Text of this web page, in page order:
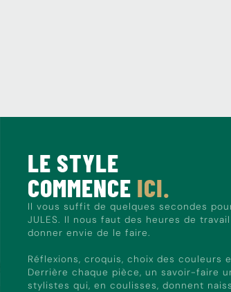
LE STYLE
COMMENCE ICI.
Il vous suffit de quelques secondes
JULES. Il nous faut des heures de
donner envie de le faire.
Réflexions, croquis, choix des couleurs
Derrière chaque pièce, un savoir-faire
stylistes qui, en coulisses, donnent